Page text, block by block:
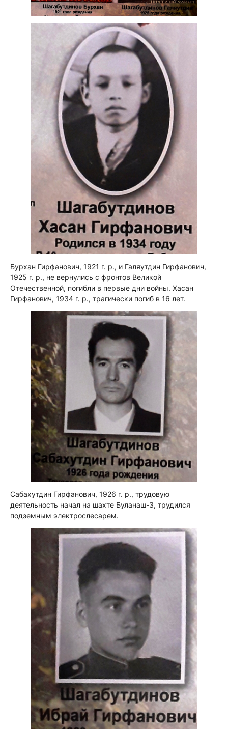
Бурхан Гирфанович, 1921 г. р., и Галяутдин Гирфанович,
1925 г. р., не вернулись с фронтов Великой
Отечественной, погибли в первые дни войны. Хасан
Гирфанович, 1934 г. р., трагически погиб в 16 лет.
Сабахутдин Гирфанович, 1926 г. р., трудовую
деятельность начал на шахте Буланаш-3, трудился
подземным электрослесарем.